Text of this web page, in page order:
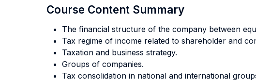
Course Content Summary
The financial structure of the company between
Tax regime of income related to shareholder and
Taxation and business strategy.
Groups of companies.
Tax consolidation in national and international